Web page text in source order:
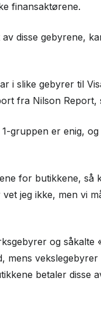
finansaktørene.
disse gebyrene,
i slike gebyrer til
fra Nilson
gruppen er enig,
for butikkene, så
jeg ikke, men vi
og såkalte
mens
betaler disse